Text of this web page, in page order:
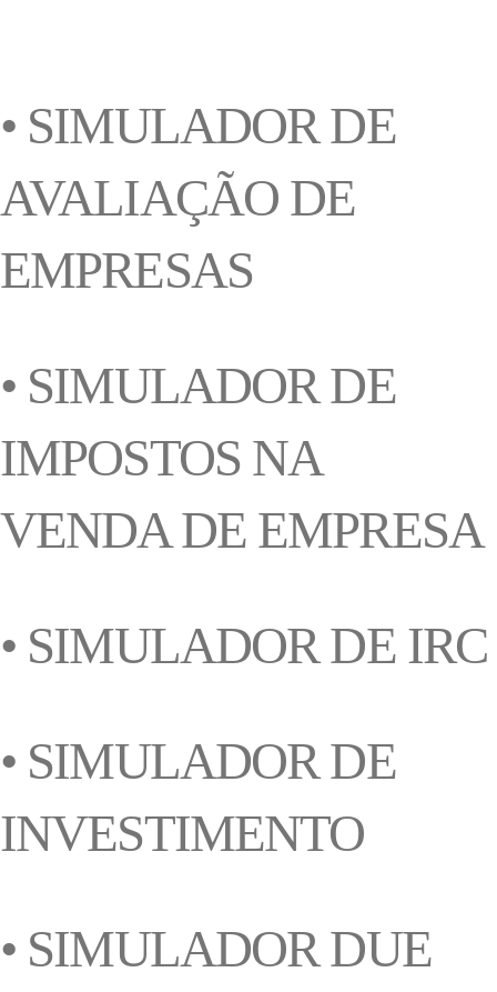
• SIMULADOR DE
AVALIAÇÃO DE
EMPRESAS
• SIMULADOR DE
IMPOSTOS NA
VENDA DE EMPRESA
• SIMULADOR DE IRC
• SIMULADOR DE
INVESTIMENTO
• SIMULADOR DUE